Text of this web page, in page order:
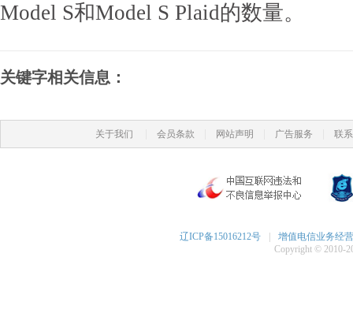
Model S和Model S Plaid的数量。
关键字相关信息：
关于我们 会员条款 网站声明 广告服务 联
辽ICP备15016212号
增值电信业务经
Copyright © 2010-